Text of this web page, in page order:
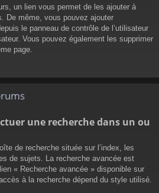
un lien vous permet de les ajouter à
De même, vous pouvez ajouter
le panneau de contrôle de l’utilisateur
Vous pouvez également les supprimer
page.
une recherche dans un ou
de recherche située sur l’index, les
de sujets. La recherche avancée est
« Recherche avancée » disponible sur
à la recherche dépend du style utilisé.